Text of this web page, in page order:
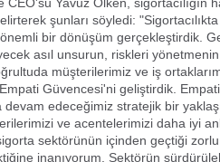
şunları söyledi:
bir dönüşüm gerçekleştirdik.
asıl unsurun, riskleri
müşterilerimiz ve iş
Güvencesi'ni geliştirdik. Empati
edeceğimiz stratejik bir
ve acentelerimizi daha iyi
sektörünün içinden geçtiği
inanıyorum. Sektörün